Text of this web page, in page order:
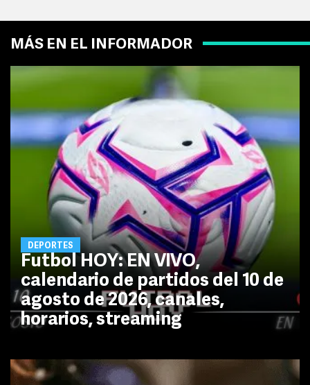
MÁS EN EL INFORMADOR
DEPORTES
Futbol HOY: EN VIVO,
calendario de partidos del 10 de
agosto de 2026, canales,
horarios, streaming